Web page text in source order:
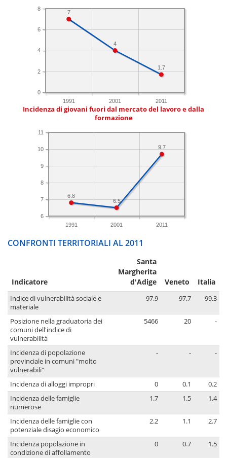
1991 2001 2011
0
2
4
6
8
1.7
4
7
Incidenza di giovani fuori dal mercato del lavoro e dalla
formazione
1991 2001 2011
6
7
8
9
10
11
9.7
6.5
6.8
CONFRONTI TERRITORIALI AL 2011
Indicatore
Santa
Margherita
d'Adige
Veneto Italia
Indice di vulnerabilità sociale e
materiale
97.9 97.7 99.3
Posizione nella graduatoria dei
comuni dell'indice di
vulnerabilità
5466 20 -
Incidenza di popolazione
provinciale in comuni "molto
vulnerabili"
- - -
Incidenza di alloggi impropri 0 0.1
0.2
Incidenza delle famiglie
numerose
1.7 1.5 1.4
Incidenza delle famiglie con
potenziale disagio economico
2.2 1.1 2.7
Incidenza popolazione in
condizione di affollamento
0 0.7 1.5